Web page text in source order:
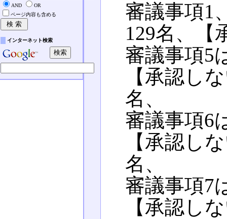
審議事項1
129名、【
審議事項5
【承認し
名、
審議事項6
【承認し
名、
審議事項7
【承認し
AND
OR
ページ内容も含める
インターネット検索